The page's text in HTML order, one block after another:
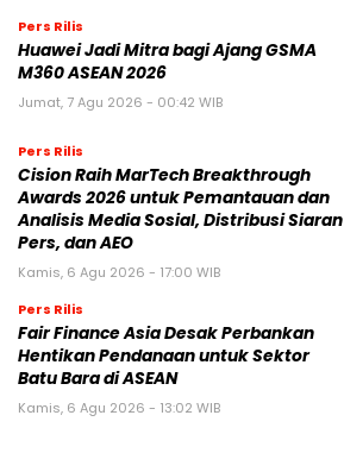
Pers Rilis
Huawei Jadi Mitra bagi Ajang GSMA
M360 ASEAN 2026
Jumat, 7 Agu 2026 - 00:42 WIB
Pers Rilis
Cision Raih MarTech Breakthrough
Awards 2026 untuk Pemantauan dan
Analisis Media Sosial, Distribusi Siaran
Pers, dan AEO
Kamis, 6 Agu 2026 - 17:00 WIB
Pers Rilis
Fair Finance Asia Desak Perbankan
Hentikan Pendanaan untuk Sektor
Batu Bara di ASEAN
Kamis, 6 Agu 2026 - 13:02 WIB